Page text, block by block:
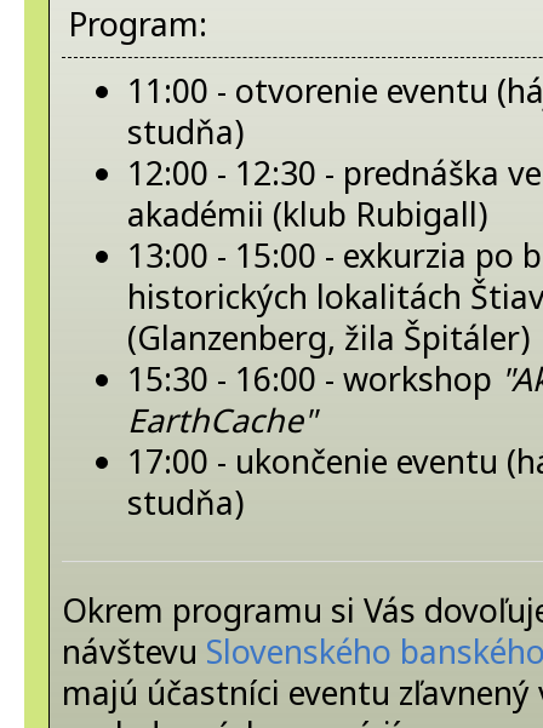
Program:
11:00 - otvorenie eventu
studňa)
12:00 - 12:30 - prednáška
akadémii (klub Rubigall)
13:00 - 15:00 - exkurzia po
historických lokalitách
(Glanzenberg, žila Špitáler)
15:30 - 16:00 - workshop
EarthCache"
17:00 - ukončenie eventu
studňa)
Okrem programu si Vás
návštevu Slovenského
majú účastníci eventu